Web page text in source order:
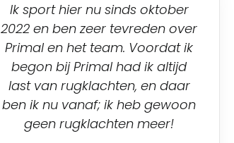
Ik sport hier nu sinds oktober
2022 en ben zeer tevreden over
Primal en het team. Voordat ik
begon bij Primal had ik altijd
last van rugklachten, en daar
ben ik nu vanaf; ik heb gewoon
geen rugklachten meer!